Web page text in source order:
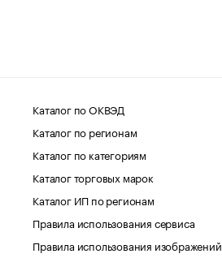
Каталог по ОКВЭД
Каталог по регионам
Каталог по категориям
Каталог торговых марок
Каталог ИП по регионам
Правила использования сервиса
Правила использования изображений